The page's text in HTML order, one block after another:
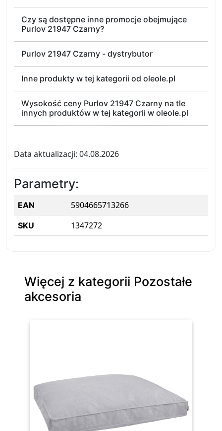
Czy są dostępne inne promocje obejmujące
Purlov 21947 Czarny?
Purlov 21947 Czarny - dystrybutor
Inne produkty w tej kategorii od oleole.pl
Wysokość ceny Purlov 21947 Czarny na tle
innych produktów w tej kategorii w oleole.pl
Data aktualizacji: 04.08.2026
Parametry:
EAN 5904665713266
SKU 1347272
Więcej z kategorii Pozostałe
akcesoria